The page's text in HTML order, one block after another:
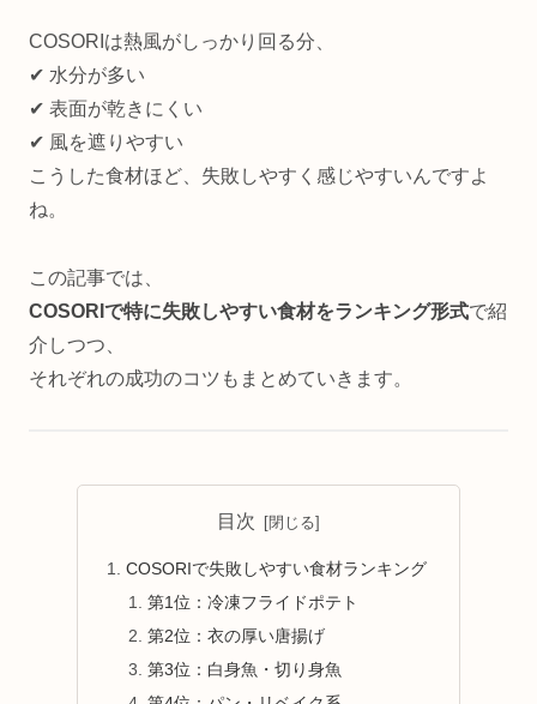
COSORIは熱風がしっかり回る分、
✔ 水分が多い
✔ 表面が乾きにくい
✔ 風を遮りやすい
こうした食材ほど、失敗しやすく感じやすいんですよ
ね。
この記事では、
COSORIで特に失敗しやすい食材をランキング形式で紹
介しつつ、
それぞれの成功のコツもまとめていきます。
目次
COSORIで失敗しやすい食材ランキング
第1位：冷凍フライドポテト
第2位：衣の厚い唐揚げ
第3位：白身魚・切り身魚